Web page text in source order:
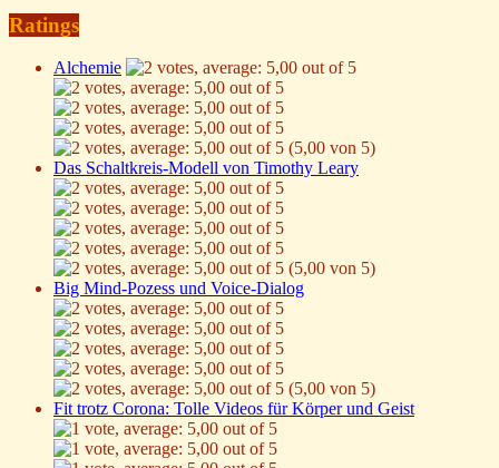
Ratings
Alchemie
(5,00 von 5)
Das Schaltkreis-Modell von Timothy Leary
(5,00 von 5)
Big Mind-Pozess und Voice-Dialog
(5,00 von 5)
Fit trotz Corona: Tolle Videos für Körper und Geist